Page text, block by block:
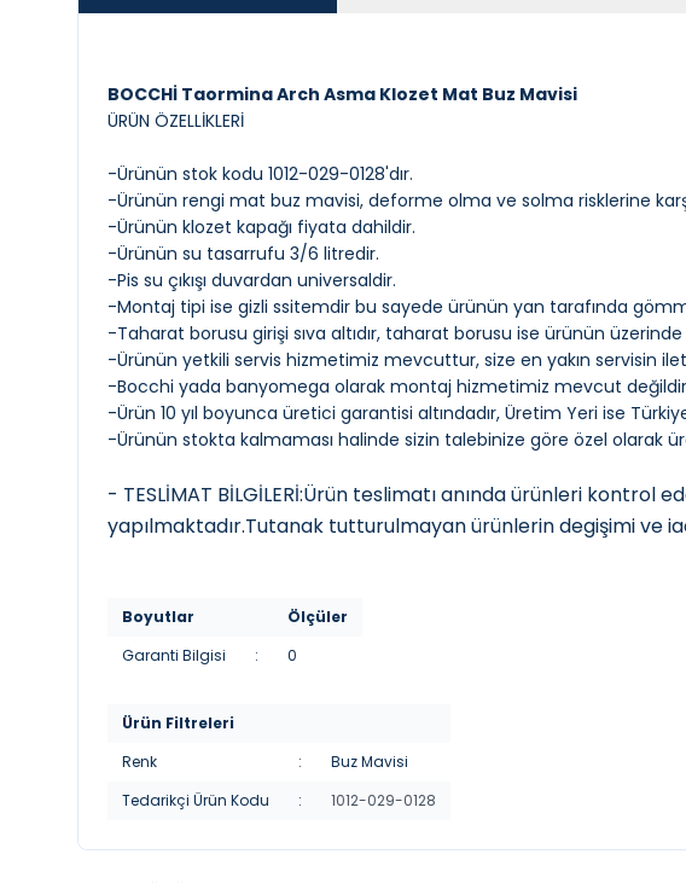
BOCCHİ Taormina Arch Asma Klozet Mat Buz Mavisi
ÜRÜN ÖZELLİKLERİ
-Ürünün stok kodu 1012-029-0128'dır.
-Ürünün rengi mat buz mavisi, deforme olma ve solma risklerine
-Ürünün klozet kapağı fiyata dahildir.
-Ürünün su tasarrufu 3/6 litredir.
-Pis su çıkışı duvardan universaldir.
-Montaj tipi ise gizli ssitemdir bu sayede ürünün yan tarafında
-Taharat borusu girişi sıva altıdır, taharat borusu ise ürünün üzerinde
-Ürünün yetkili servis hizmetimiz mevcuttur, size en yakın servisin
-Bocchi yada banyomega olarak montaj hizmetimiz mevcut
-Ürün 10 yıl boyunca üretici garantisi altındadır, Üretim Yeri ise
-Ürünün stokta kalmaması halinde sizin talebinize göre özel olarak
- TESLİMAT BİLGİLERİ:Ürün teslimatı anında ürünleri kontrol
yapılmaktadır.Tutanak tutturulmayan ürünlerin degişimi ve
Boyutlar
Ölçüler
Garanti Bilgisi
: 0
Ürün Filtreleri
Renk
:
Buz Mavisi
Tedarikçi Ürün Kodu
: 1012-029-0128